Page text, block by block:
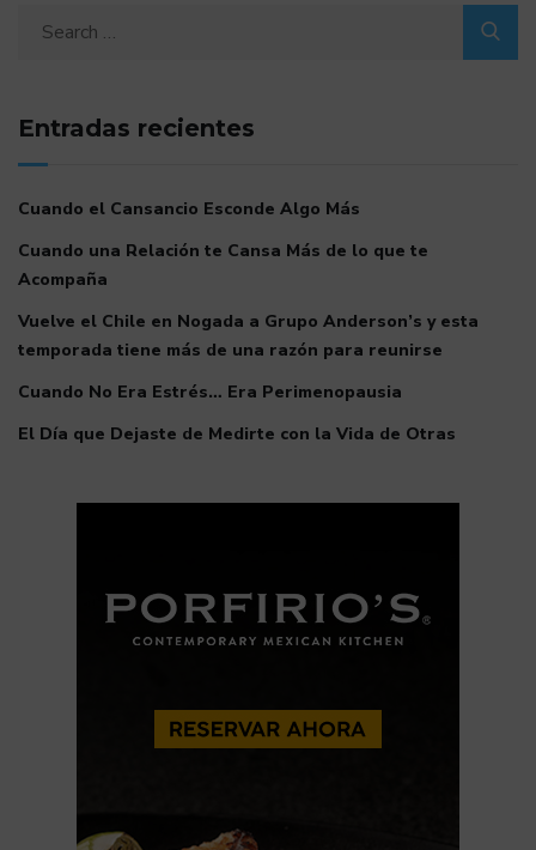
Entradas recientes
Cuando el Cansancio Esconde Algo Más
Cuando una Relación te Cansa Más de lo que te
Acompaña
Vuelve el Chile en Nogada a Grupo Anderson’s y esta
temporada tiene más de una razón para reunirse
Cuando No Era Estrés… Era Perimenopausia
El Día que Dejaste de Medirte con la Vida de Otras